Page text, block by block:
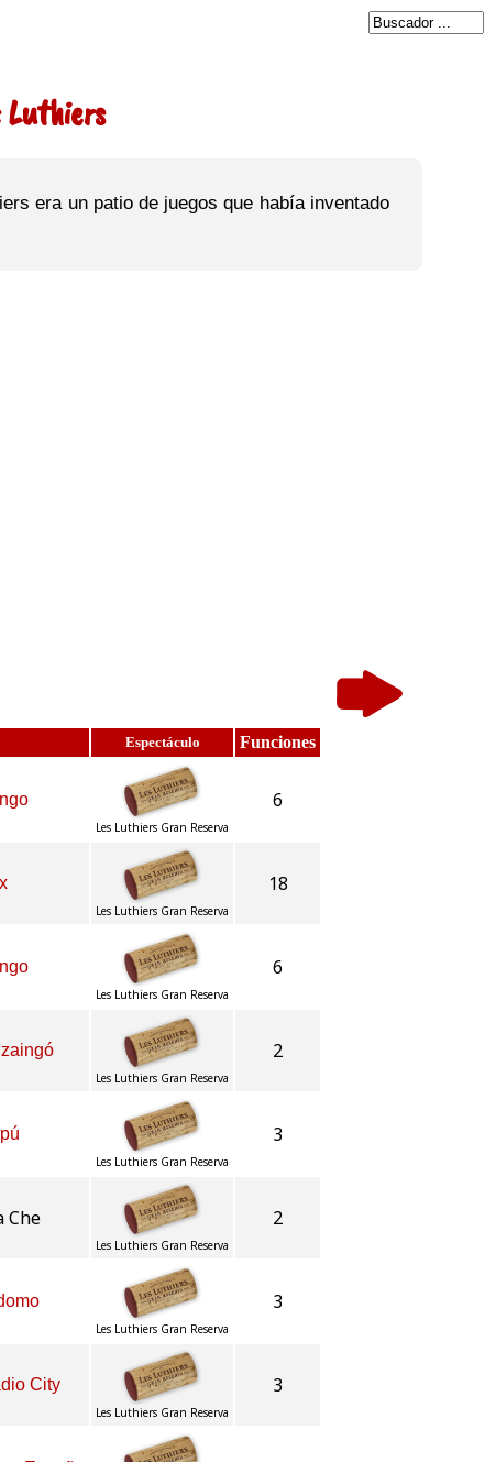
era un patio de juegos que había inventado
Espectáculo Funciones
Les Luthiers Gran Reserva
6
Les Luthiers Gran Reserva
18
Les Luthiers Gran Reserva
6
Les Luthiers Gran Reserva
2
Les Luthiers Gran Reserva
3
Che
Les Luthiers Gran Reserva
2
Les Luthiers Gran Reserva
3
City
Les Luthiers Gran Reserva
3